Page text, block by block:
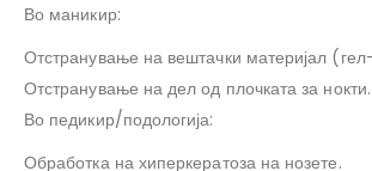
Во маникир:
Отстранување на вештачки материјал
Отстранување на дел од плочката за нокти.
Во педикир/подологија:
Обработка на хиперкератоза на нозете.